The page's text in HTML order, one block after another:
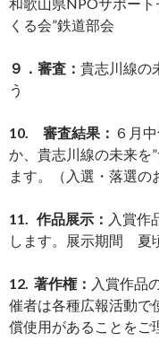
くる会”鉄道部会
９．審査： 貴志川線の
う
10. 審査結果： ６月
か、貴志川線の未来を
ます。（入選・落選の
11. 作品展示： 入賞作
します。展示期間 夏
12. 著作権： 入賞作品
催者は各種広報活動で
償使用があることをご